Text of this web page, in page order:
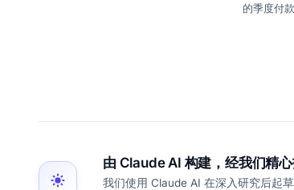
的季度付
由 Claude AI 构建，经我们精心
我们使用 Claude AI 在深入研究后起